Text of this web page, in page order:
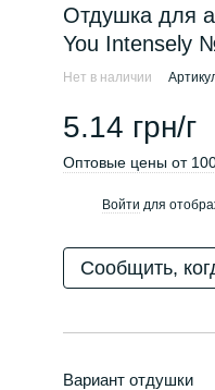
Отдушка для
You Intensely
Нет в наличии
5.14 грн/г
Оптовые цены от
Войти для
Сообщить,
Вариант отдушки